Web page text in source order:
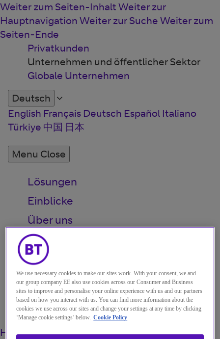
Weiter zum Seiten-Inhalt Weiter zur
Hauptnavigation Weiter zur Suche Weiter zum
Seiten-Ende
Privatkunden
Unternehmen und öffentlicher Sektor
Globale Unternehmen
Deutsch
English Français Deutsch Español Italiano
Türkiye 中国 日本
Menu Close
Lösungen
Einblicke
Über uns
My Account
Menu
Search
HomeÜber unsUnsere ExpertenAlexandra
We use necessary cookies to make our sites work. With your consent, we and
our group company EE also use cookies across our Consumer and Business
sites to improve and personalise your online experience with us and our partners
based on how you interact with us. You can find more information about the
cookies we use across our sites and change your settings at any time by clicking
‘Manage cookie settings’ below. Cookie Policy